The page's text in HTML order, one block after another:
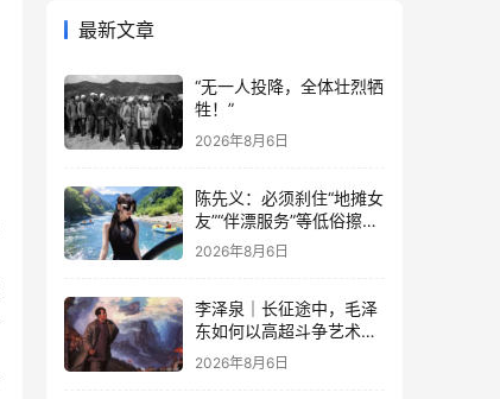
最新文章
“无一人投降，全体壮烈牺
牲！”
2026年8月6日
陈先义：必须刹住“地摊女
友”“伴漂服务”等低俗擦边
乱象的蔓延
2026年8月6日
李泽泉｜长征途中，毛泽
东如何以高超斗争艺术开
展党内思想斗争？
2026年8月6日